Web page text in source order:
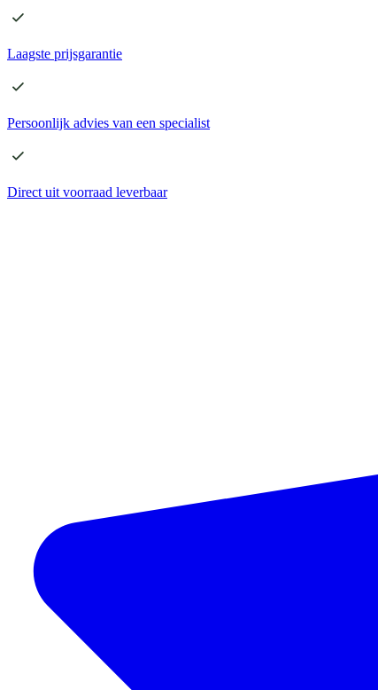
Laagste prijsgarantie
Persoonlijk advies van een specialist
Direct uit voorraad leverbaar